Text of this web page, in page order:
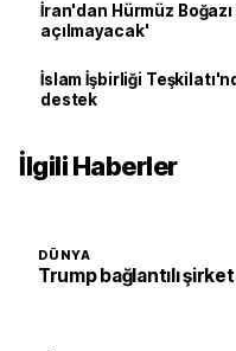
İran'dan Hürmüz
açılmayacak'
İslam İşbirliği
destek
İlgili Haberler
DÜNYA
Trump bağlantılı